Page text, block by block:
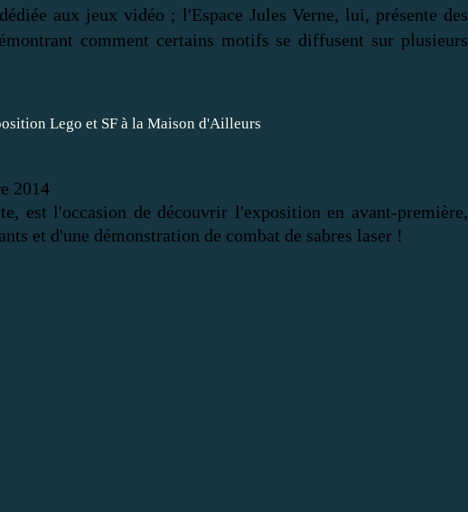
aux jeux vidéo ; l'Espace Jules Verne, lui, présente des
comment certains motifs se diffusent sur plusieurs
2014
est l'occasion de découvrir l'exposition en avant-première,
et d'une démonstration de combat de sabres laser !